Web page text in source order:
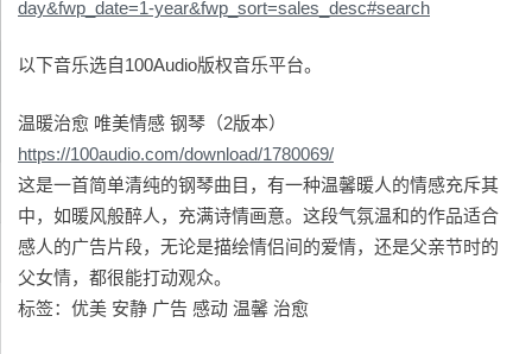
day&fwp_date=1-year&fwp_sort=sales_desc#search
以下音乐选自100Audio版权音乐平台。
温暖治愈 唯美情感 钢琴（2版本）
https://100audio.com/download/1780069/
这是一首简单清纯的钢琴曲目，有一种温馨暖人的情感充斥其
中，如暖风般醉人，充满诗情画意。这段气氛温和的作品适合
感人的广告片段，无论是描绘情侣间的爱情，还是父亲节时的
父女情，都很能打动观众。
标签：优美 安静 广告 感动 温馨 治愈